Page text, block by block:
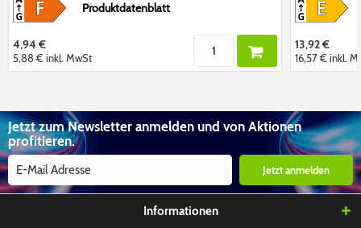
Produktdatenblatt
4,94 €
5,88 € inkl. MwSt
13,92 €
16,57 €inkl.
Jetzt zum Newsletter anmelden und von Aktionen
profitieren.
Jetzt anmelden
Informationen